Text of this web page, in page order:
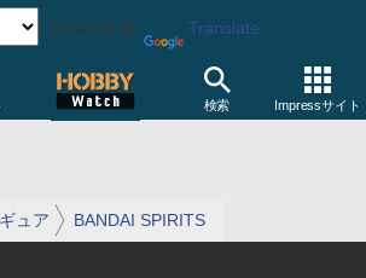
Powered by Translate
検索 Impressサイト
ュア BANDAI SPIRITS